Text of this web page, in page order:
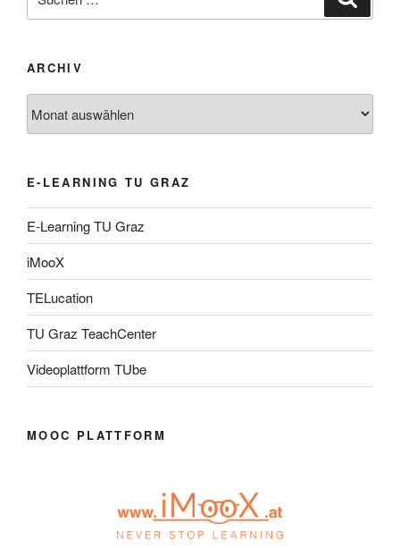
nach:
ARCHIV
E-LEARNING TU GRAZ
E-Learning TU Graz
iMooX
TELucation
TU Graz TeachCenter
Videoplattform TUbe
MOOC PLATTFORM